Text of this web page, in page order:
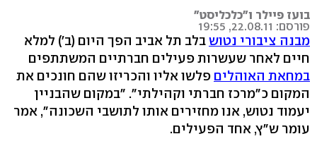
בועז פיילר ו"כלכליסט"
פורסם: 22.08.11, 19:55
מבנה ציבורי נטושבלב תל אביב הפך היום (ב') למלא
חיים לאחר שעשרות פעילים חברתיים המשתתפים
במחאת האוהלים פלשו אליו והכריזו שהם חונכים את
המקום כ"מרכז חברתי וקהילתי". "במקום שהבניין
יעמוד נטוש, אנו מחזירים אותו לתושבי השכונה", אמר
עומר ש"ץ, אחד הפעילים.